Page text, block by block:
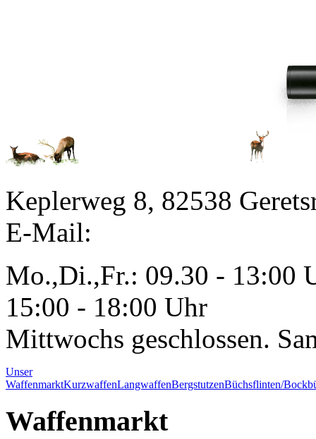
Keplerweg 8, 82538
E-Mail:
Mo.,Di.,Fr.: 09.30 - 13:00
15:00 - 18:00 Uhr
Mittwochs geschlossen.
Unser
WaffenmarktKurzwaffenLangwaffenBergstutzenBüchsflinten/
Waffenmarkt